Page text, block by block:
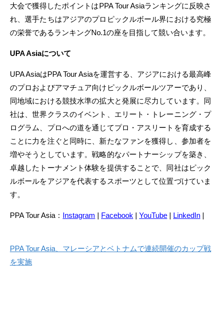
大会で獲得したポイントはPPA Tour Asiaランキングに反映さ
れ、選手たちはアジアのプロピックルボール界における究極
の栄誉であるランキングNo.1の座を目指して競い合います。
UPA Asiaについて
UPA AsiaはPPA Tour Asiaを運営する、アジアにおける最高峰
のプロおよびアマチュア向けピックルボールツアーであり、
同地域における競技水準の拡大と発展に尽力しています。同
社は、世界クラスのイベント、エリート・トレーニング・プ
ログラム、プロへの道を通じてプロ・アスリートを育成する
ことに力を注ぐと同時に、新たなファンを獲得し、参加者を
増やそうとしています。戦略的なパートナーシップを築き、
卓越したトーナメント体験を提供することで、同社はピック
ルボールをアジアを代表するスポーツとして位置づけていま
す。
PPA Tour Asia： Instagram | Facebook | YouTube | LinkedIn |
PPA Tour Asia、マレーシアとベトナムで連続開催のカップ戦
を実施